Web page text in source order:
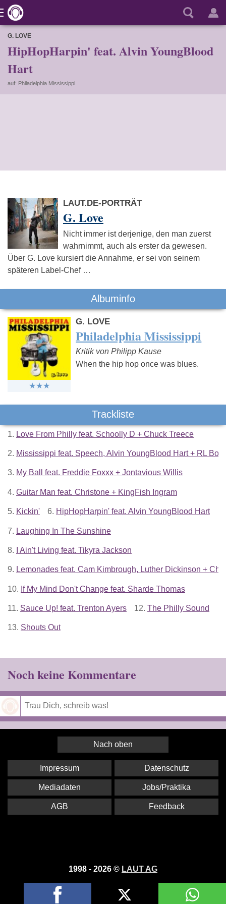
G. LOVE
HipHopHarpin' feat. Alvin YoungBlood
Hart
auf: Philadelphia Mississippi
LAUT.DE-PORTRÄT
G. Love
Nicht immer ist derjenige, den man zuerst
wahrnimmt, auch als erster da gewesen.
Über G. Love kursiert die Annahme, er sei von seinem
späteren Label-Chef …
Albuminfo
G. LOVE
Philadelphia Mississippi
Kritik von Philipp Kause
When the hip hop once was blues.
Trackliste
1. Love From Philly feat. Schoolly D + Chuck Treece
2. Mississippi feat. Speech, Alvin YoungBlood Hart + RL
3. My Ball feat. Freddie Foxxx + Jontavious Willis
4. Guitar Man feat. Christone + KingFish Ingram
5. Kickin' 6. HipHopHarpin' feat. Alvin YoungBlood Hart
7. Laughing In The Sunshine
8. I Ain't Living feat. Tikyra Jackson
9. Lemonades feat. Cam Kimbrough, Luther Dickinson +
10. If My Mind Don't Change feat. Sharde Thomas
11. Sauce Up! feat. Trenton Ayers 12. The Philly Sound
13. Shouts Out
Noch keine Kommentare
Nach oben
1998 - 2026 © LAUT AG
Impressum Datenschutz
Mediadaten Jobs/Praktika
AGB Feedback